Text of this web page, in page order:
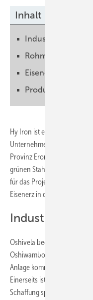
Inhalt
Rohmaterialien im
Eisenerz direkt
Produktion
Hy Iron ist ein
Unternehmen. Diese wollen
Provinz Erongo im Westen
grünen Stahl aufbauen.
für das Projekt Oshivela
Eisenerz in die Anlage
Oshivela bedeutet Eisen in
Oshiwambo. Selbiges wird
Anlage kommen. Mit dem
Einerseits ist es ein Teil des
Schaffung spezialisierter